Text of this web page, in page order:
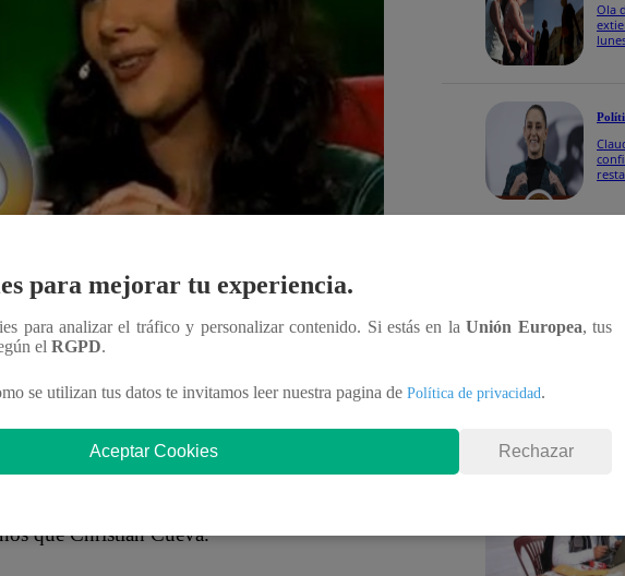
y muchos esperan que defienda a su hermana
pasada. Sin embargo, la menor de las
mejor guardados, siendo el que más llama la
que Christian Cueva.
Ola
para mejorar tu experiencia.
para analizar el tráfico y personalizar contenido. Si estás en laUnión Europea, tus
el RGPD.
se utilizan tus datos te invitamos leer nuestra pagina de Política de privacidad.
Aceptar Cookies Rechazar